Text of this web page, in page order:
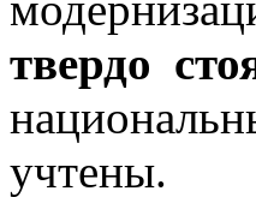
твердо
учтены.